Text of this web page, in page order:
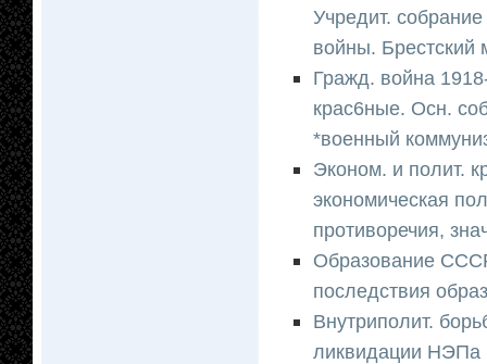
Учредит.
войны. Брестский
Гражд. война
крас6ные. Осн.
*военный
Эконом. и полит.
экономическая
противоречия,
Образование
последствия
Внутриполит.
ликвидации НЭПа